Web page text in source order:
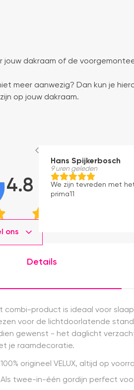
jouw dakraam of de
meer aanwezig? Dan kun je
op jouw dakraam.
4.8
ons
Hans Spijkerbosch
9 uren geleden
We zijn tevreden met
prima11
Details
combi-product is ideaal voor
voor de lichtdoorlatende
gewenst - het daglicht
je raamdecoratie.
100% origineel VELUX, altijd op
Als twee-in-één gordijn perfect